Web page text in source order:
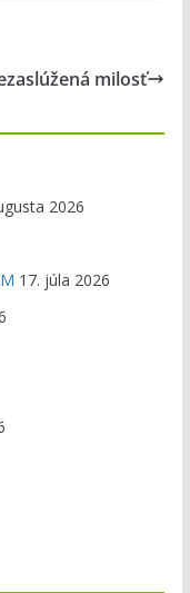
milosť
2026
17. júla 2026